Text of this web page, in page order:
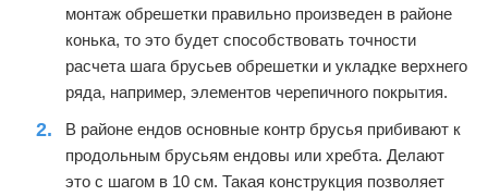
монтаж обрешетки правильно произведен в районе
конька, то это будет способствовать точности
расчета шага брусьев обрешетки и укладке верхнего
ряда, например, элементов черепичного покрытия.
В районе ендов основные контр брусья прибивают к
продольным брусьям ендовы или хребта. Делают
это с шагом в 10 см. Такая конструкция позволяет